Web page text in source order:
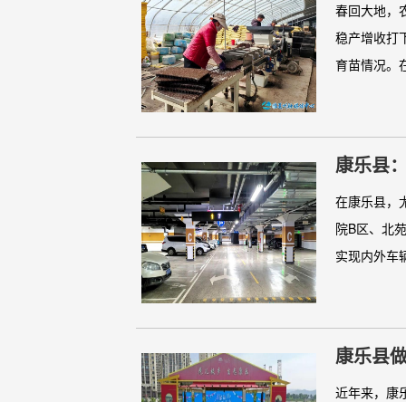
春回大地，
稳产增收打
育苗情况。
康乐县
在康乐县，
院B区、北
实现内外车
康乐县
近年来，康